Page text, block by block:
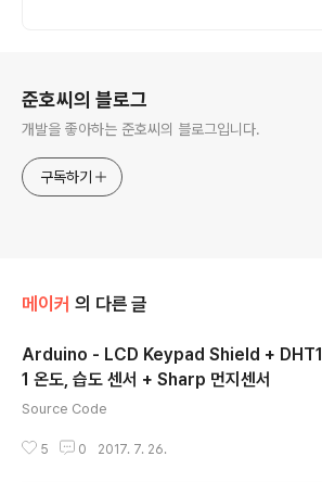
준호씨의 블로그
개발을 좋아하는 준호씨의 블로그입니다.
구독하기
메이커 의 다른 글
Arduino - LCD Keypad Shield + DHT1
1 온도, 습도 센서 + Sharp 먼지센서
Source Code
5 0 2017. 7. 26.